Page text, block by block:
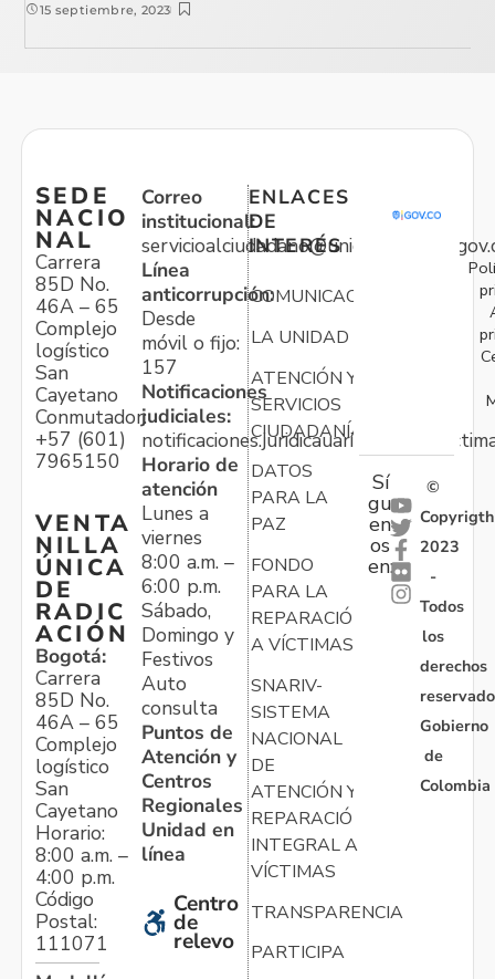
15 septiembre, 2023
SEDE
NACIO
NAL
Carrera
85D No.
46A – 65
Complejo
logístico
San
Cayetano
Conmutador:
+57 (601)
7965150
VENTA
NILLA
ÚNICA
DE
RADIC
ACIÓN
Bogotá:
Carrera
85D No.
46A – 65
Complejo
logístico
San
Cayetano
Horario:
8:00 a.m. –
4:00 p.m.
Código
Postal:
111071
Correo
institucional:
Línea
anticorrupción:
Desde
móvil o fijo:
157
Notificaciones
judiciales:
Horario de
atención
Lunes a
viernes
8:00 a.m. –
6:00 p.m.
Sábado,
Domingo y
Festivos
Auto
consulta
Puntos de
Atención y
Centros
Regionales
Unidad en
línea
Centro
de
relevo
ENLACES
DE
INTERÉS
COMUNICACIONES
LA UNIDAD
ATENCIÓN Y
SERVICIOS
CIUDADANÍA
DATOS
PARA LA
PAZ
FONDO
PARA LA
REPARACIÓN
A VÍCTIMAS
SNARIV-
SISTEMA
NACIONAL
DE
ATENCIÓN Y
REPARACIÓN
INTEGRAL A
VÍCTIMAS
TRANSPARENCIA
PARTICIPA
Sí
gu
en
os
en:
©
Copyrigth
2023
-
Todos
los
derechos
Gobierno
de
Colombia